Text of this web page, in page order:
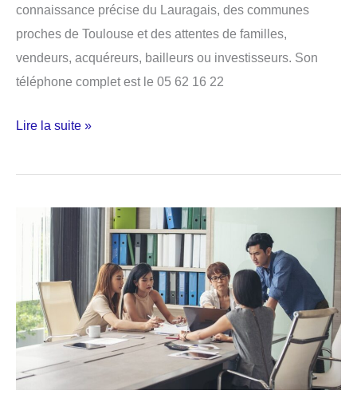
connaissance précise du Lauragais, des communes
proches de Toulouse et des attentes de familles,
vendeurs, acquéreurs, bailleurs ou investisseurs. Son
téléphone complet est le 05 62 16 22
BENAC
Coeur
accompagne
projets
immobiliers
à
Quint-
Fonsegrives
Lire la suite »